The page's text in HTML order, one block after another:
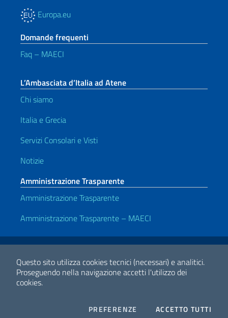
Questo sito utilizza cookies tecnici (necessari) e analitici.
Proseguendo nella navigazione accetti l'utilizzo dei
cookies.
PREFERENZE COOKIESACCETTO TUTTI
Europa.eu
Domande frequenti
Faq – MAECI
L’Ambasciata d’Italia ad Atene
Chi siamo
Italia e Grecia
Servizi Consolari e Visti
Notizie
Amministrazione Trasparente
Amministrazione Trasparente
Amministrazione Trasparente – MAECI
Link Utili